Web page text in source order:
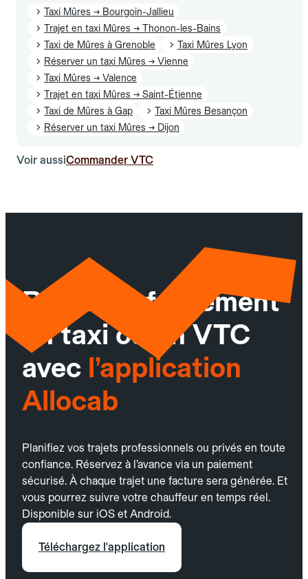
Taxi Mûres → Bourgoin-Jallieu
Trajet en taxi Mûres → Thonon-les-Bains
Taxi de Mûres à Grenoble
Taxi Mûres Lyon
Réserver un taxi Mûres → Vienne
Taxi Mûres → Valence
Trajet en taxi Mûres → Saint-Étienne
Taxi de Mûres à Gap
Taxi Mûres Besançon
Réserver un taxi Mûres → Dijon
Voir aussiCommander VTC
Réservez facilement
un taxi ou un VTC
avec l’application
Allocab
Planifiez vos trajets professionnels ou privés en toute
confiance. Réservez à l’avance via un paiement
sécurisé. À chaque trajet une facture sera générée. Et
vous pourrez suivre votre chauffeur en temps réel.
Disponible sur iOS et Android.
Téléchargez l'application